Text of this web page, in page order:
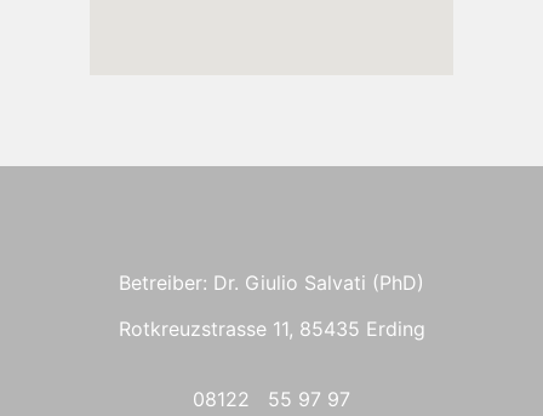
Betreiber: Dr. Giulio Salvati (PhD)
Rotkreuzstrasse 11, 85435 Erding
08122 55 97 97